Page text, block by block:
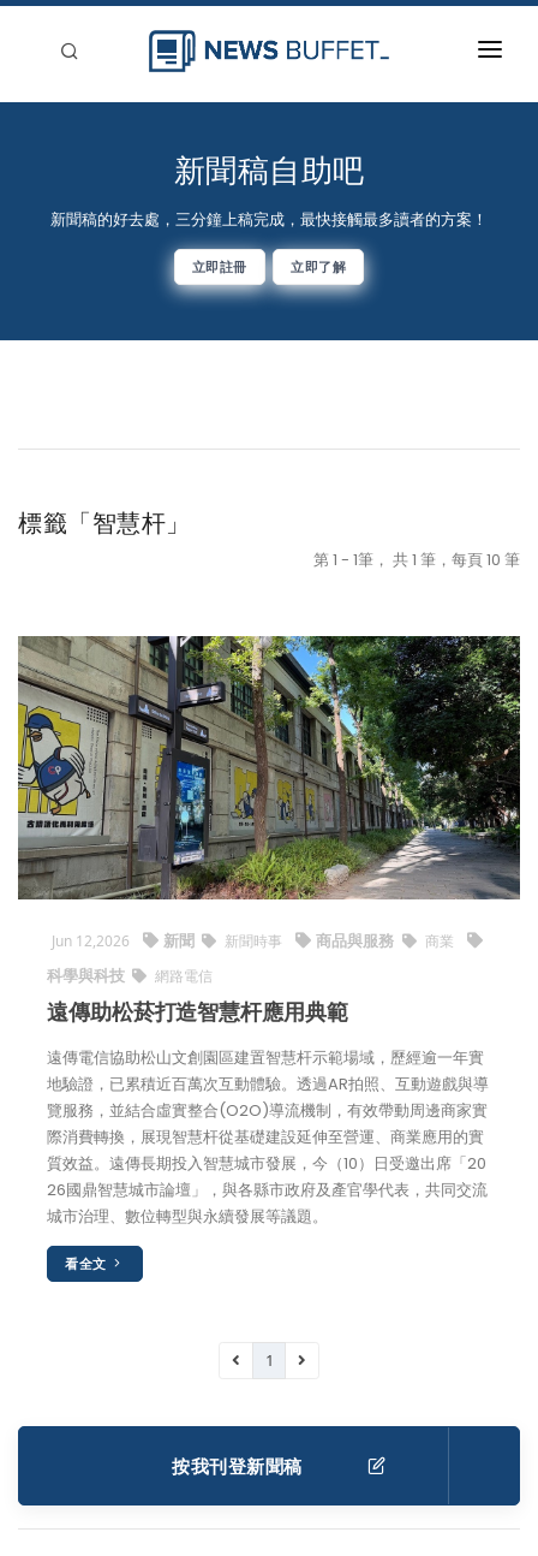
回到首頁
登入
新聞稿自助吧
新聞稿的好去處，三分鐘上稿完成，最快接觸最多讀者的方案！
立即註冊 立即了解
標籤「智慧杆」
第 1 - 1筆， 共 1 筆，每頁 10 筆
Jun 12,2026 新聞 新聞時事 商品與服務 商業
科學與科技 網路電信
遠傳助松菸打造智慧杆應用典範
遠傳電信協助松山文創園區建置智慧杆示範場域，歷經逾一年實
地驗證，已累積近百萬次互動體驗。透過AR拍照、互動遊戲與導
覽服務，並結合虛實整合(O2O)導流機制，有效帶動周邊商家實
際消費轉換，展現智慧杆從基礎建設延伸至營運、商業應用的實
質效益。遠傳長期投入智慧城市發展，今（10）日受邀出席「20
26國鼎智慧城市論壇」，與各縣市政府及產官學代表，共同交流
城市治理、數位轉型與永續發展等議題。
看全文
1
按我刊登新聞稿